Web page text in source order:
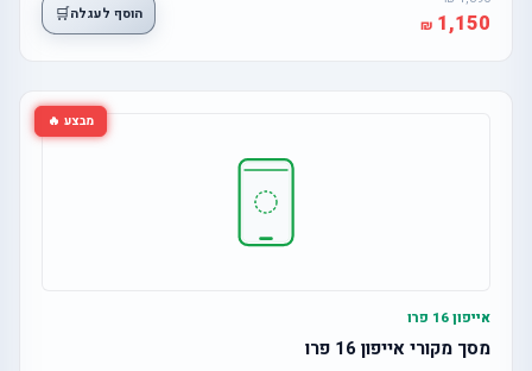
1,150 הוסף לעגלה🛒
מבצע 🔥
אייפון 16 פרו
מסך מקורי אייפון 16 פרו